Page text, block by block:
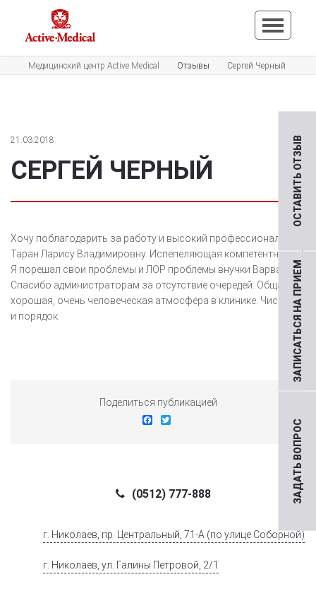
ЗАДАТЬ ВОПРОС
ЗАПИСАТЬСЯ НА ПРИЕМ
ОСТАВИТЬ ОТЗЫВ
Медицинский центр Active Medical Отзывы Сергей Черный
21.03.2018
СЕРГЕЙ ЧЕРНЫЙ
Хочу поблагодарить за работу и высокий профессионализм
Таран Ларису Владимировну. Испепеляющая компетентность!
Я порешал свои проблемы и ЛОР проблемы внучки Варвары.
Спасибо администраторам за отсутствие очередей. Общая
хорошая, очень человеческая атмосфера в клинике. Чистота
и порядок.
Поделиться публикацией
Facebook
(0512) 777-888
г. Николаев, пр. Центральный, 71-А (по улице Соборной)
г. Николаев, ул. Галины Петровой, 2/1